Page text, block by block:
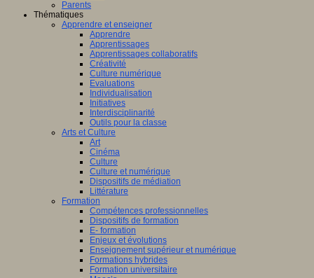
Parents
Thématiques
Apprendre et enseigner
Apprendre
Apprentissages
Apprentissages collaboratifs
Créativité
Culture numérique
Evaluations
Individualisation
Initiatives
Interdisciplinarité
Outils pour la classe
Arts et Culture
Art
Cinéma
Culture
Culture et numérique
Dispositifs de médiation
Littérature
Formation
Compétences professionnelles
Dispositifs de formation
E- formation
Enjeux et évolutions
Enseignement supérieur et numérique
Formations hybrides
Formation universitaire